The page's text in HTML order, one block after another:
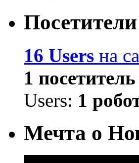
16 Users на
1 посетитель
Users: 1
Мечта о